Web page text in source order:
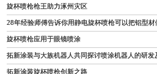
旋杯喷枪枪王助力涿州灾区
28年经验师傅告诉你用静电旋杯喷枪可以把铝型材
旋杯喷枪应用于眼镜喷涂
拓新涂装与大族机器人共同探讨喷涂机器人的研发
拓新涂装旋杯喷枪创新之路